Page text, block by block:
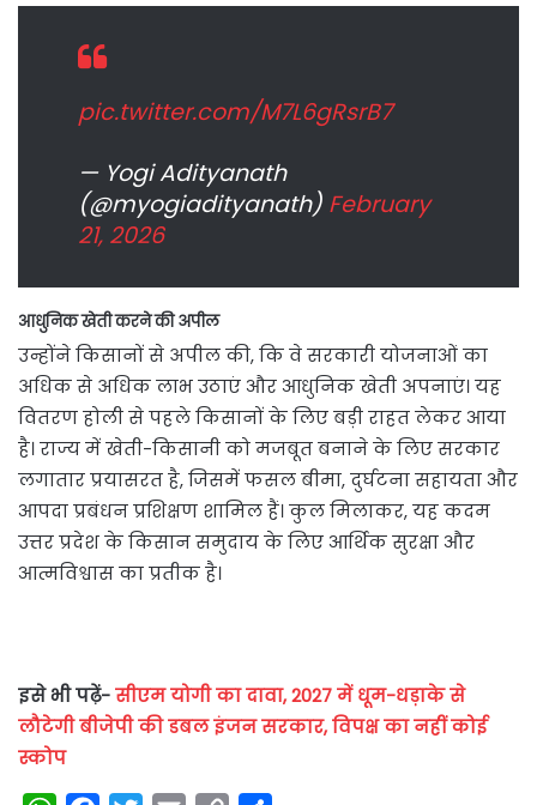
pic.twitter.com/M7L6gRsrB7
— Yogi Adityanath
(@myogiadityanath) February
21, 2026
आधुनिक खेती करने की अपील
उन्होंने किसानों से अपील की, कि वे सरकारी योजनाओं का
अधिक से अधिक लाभ उठाएं और आधुनिक खेती अपनाएं। यह
वितरण होली से पहले किसानों के लिए बड़ी राहत लेकर आया
है। राज्य में खेती-किसानी को मजबूत बनाने के लिए सरकार
लगातार प्रयासरत है, जिसमें फसल बीमा, दुर्घटना सहायता और
आपदा प्रबंधन प्रशिक्षण शामिल हैं। कुल मिलाकर, यह कदम
उत्तर प्रदेश के किसान समुदाय के लिए आर्थिक सुरक्षा और
आत्मविश्वास का प्रतीक है।
इसे भी पढ़ें-सीएम योगी का दावा, 2027 में धूम-धड़ाके से
लौटेगी बीजेपी की डबल इंजन सरकार, विपक्ष का नहीं कोई
स्कोप